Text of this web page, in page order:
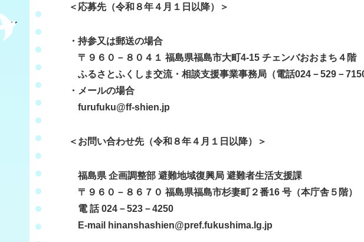
＜応募先（令和８年４月１日以降）＞
・持参又は郵送の場合
〒９６０－８０４１ 福島県福島市大町4-15 チェンバおおまち４階
ふるさとふくしま交流・相談支援事業事務局（電話024－529－7150
・メールの場合
furufuku@ff-shien.jp
＜お問い合わせ先（令和８年４月１日以降）＞
福島県 企画調整部 避難地域復興局 避難者生活支援課
〒９６０－８６７０ 福島県福島市杉妻町２番16 号（本庁舎５階）
電 話 024－523－4250
E-mail hinanshashien@pref.fukushima.lg.jp